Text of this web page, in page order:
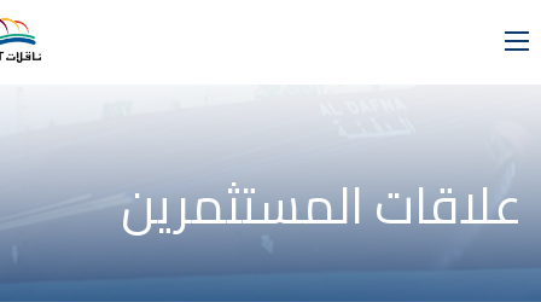
علاقات المستثمرين